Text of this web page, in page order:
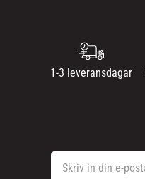
1-3 leveransdagar